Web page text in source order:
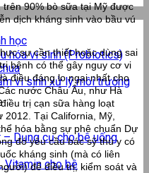
học
hóa vi sinh (Probiotics)
vi sinh xử lý môi trường
– Dụng cụ cho bê uống
Vitamin cho bê
trên 90% bò sữa tại Mỹ được
dịch kháng sinh vào bầu vú
sự cần thiết hoặc dùng sai
bệnh có thể gây nguy cơ vi
điều đáng lo ngại nhất cho
nước Châu Âu, như Hà
trị cạn sữa hàng loạt
2012. Tại California, Mỹ,
hóa bằng sự phê chuẩn Dự
đó yêu cầu bác sỹ thú y có
kháng sinh (mà có liên
để điều trị, kiểm soát và